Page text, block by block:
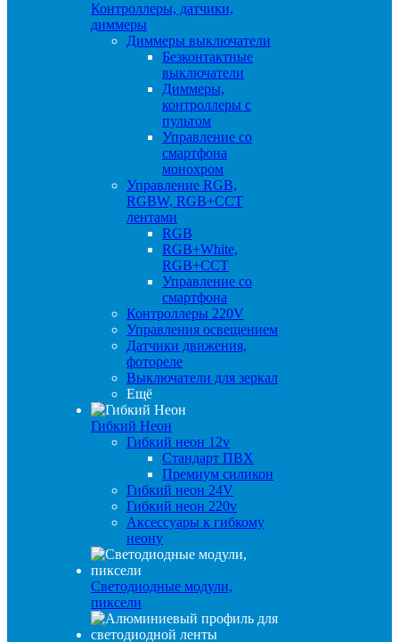
Контроллеры, датчики,
диммеры
Диммеры выключатели
Безконтактные
выключатели
Диммеры,
контроллеры с
пультом
Управление со
смартфона
монохром
Управление RGB,
RGBW, RGB+CCT
лентами
RGB
RGB+White,
RGB+CCT
Управление со
смартфона
Контроллеры 220V
Управления освещением
Датчики движения,
фотореле
Выключатели для зеркал
Ещё
Гибкий Неон
Гибкий неон 12v
Стандарт ПВХ
Премиум силикон
Гибкий неон 24V
Гибкий неон 220v
Аксессуары к гибкому
неону
Светодиодные модули,
пиксели